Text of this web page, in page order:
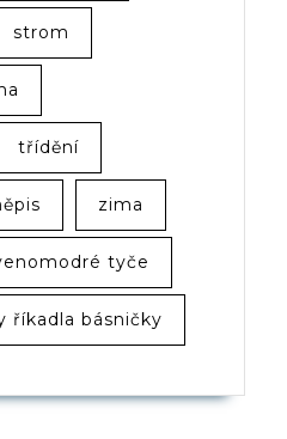
strom
třídění
zima
tyče
říkadla básničky